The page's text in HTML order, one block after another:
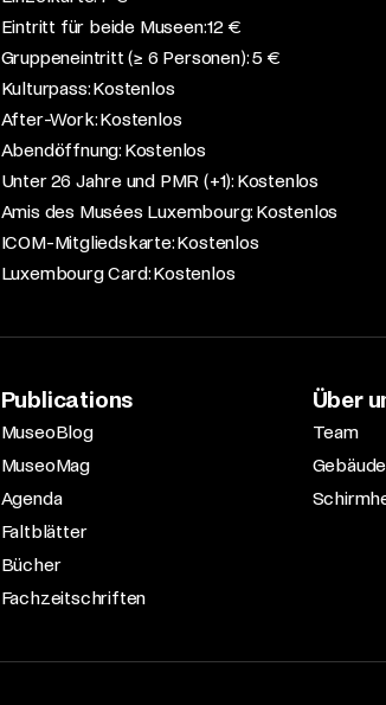
Eintritt für beide Museen: 12 €​
Gruppeneintritt (≥ 6 Personen): 5 €​
Kulturpass: Kostenlos​
After-Work: Kostenlos​
Abendöffnung: Kostenlos​
Unter 26 Jahre und PMR (+1): Kostenlos​
Amis des Musées Luxembourg: Kostenlos​
ICOM-Mitgliedskarte: Kostenlos​
Luxembourg Card: Kostenlos
Publications
MuseoBlog
MuseoMag
Agenda
Faltblätter
Bücher
Fachzeitschriften
Über
Team
Gebäude